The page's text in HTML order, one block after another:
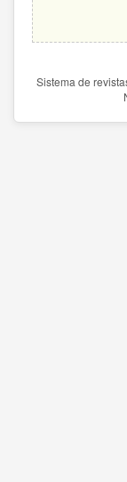
Sistema de